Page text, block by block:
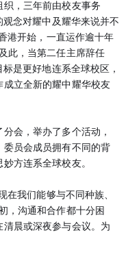
，三年前由校友事务
念对耀中及耀华来说并不
港开始，一直运作逾十年
此，当第二任主席辞任
是更好地连系全球校区，
立全新的耀中耀华校友
会，举办了多个活动，
员会成员拥有不同的背
方连系全球校友。
在我们能够与不同种族、
，沟通和合作都十分困
晨或深夜参与会议。为